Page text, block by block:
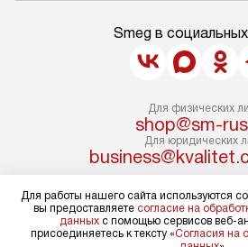
Smeg в
Для физических
shop@sm-
Для юридических
НАПИСАТЬ
Политика
Для работы нашего сайта используются
вы предоставляете согласие на
данных с помощью сервисов веб-
присоединяетесь к тексту «Согласия на